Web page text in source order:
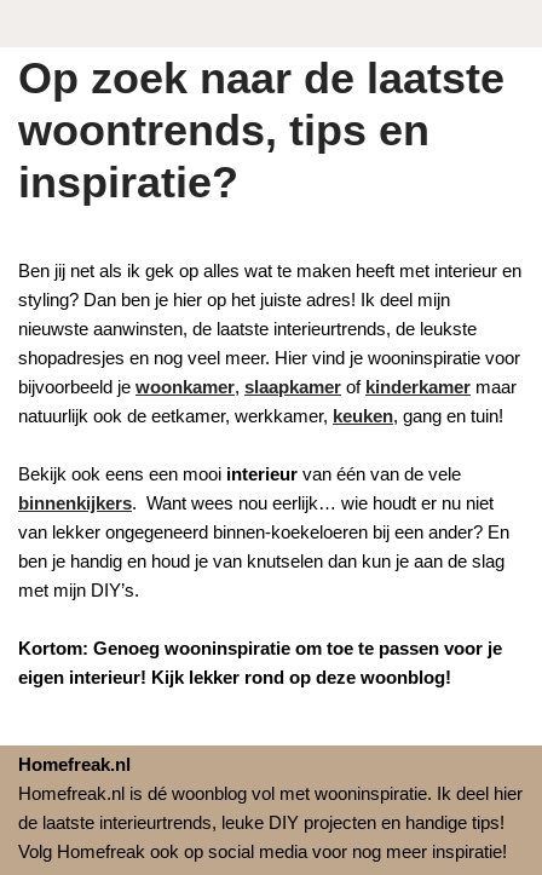
Op zoek naar de laatste
woontrends, tips en
inspiratie?
Ben jij net als ik gek op alles wat te maken heeft met interieur en
styling? Dan ben je hier op het juiste adres! Ik deel mijn
nieuwste aanwinsten, de laatste interieurtrends, de leukste
shopadresjes en nog veel meer. Hier vind je wooninspiratie voor
bijvoorbeeld je woonkamer, slaapkamer of kinderkamer maar
natuurlijk ook de eetkamer, werkkamer, keuken, gang en tuin!
Bekijk ook eens een mooi interieur van één van de vele
binnenkijkers. Want wees nou eerlijk… wie houdt er nu niet
van lekker ongegeneerd binnen-koekeloeren bij een ander? En
ben je handig en houd je van knutselen dan kun je aan de slag
met mijn DIY’s.
Kortom: Genoeg wooninspiratie om toe te passen voor je
eigen interieur! Kijk lekker rond op deze woonblog!
Homefreak.nl
Homefreak.nl is dé woonblog vol met wooninspiratie. Ik deel hier
de laatste interieurtrends, leuke DIY projecten en handige tips!
Volg Homefreak ook op social media voor nog meer inspiratie!